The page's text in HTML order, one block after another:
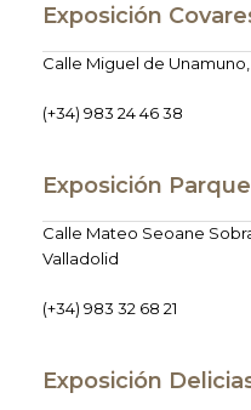
Exposición
Calle Miguel de Unamuno,
(+34) 983 24 46 38
Exposición
Calle Mateo Seoane
Valladolid
(+34) 983 32 68 21
Exposición